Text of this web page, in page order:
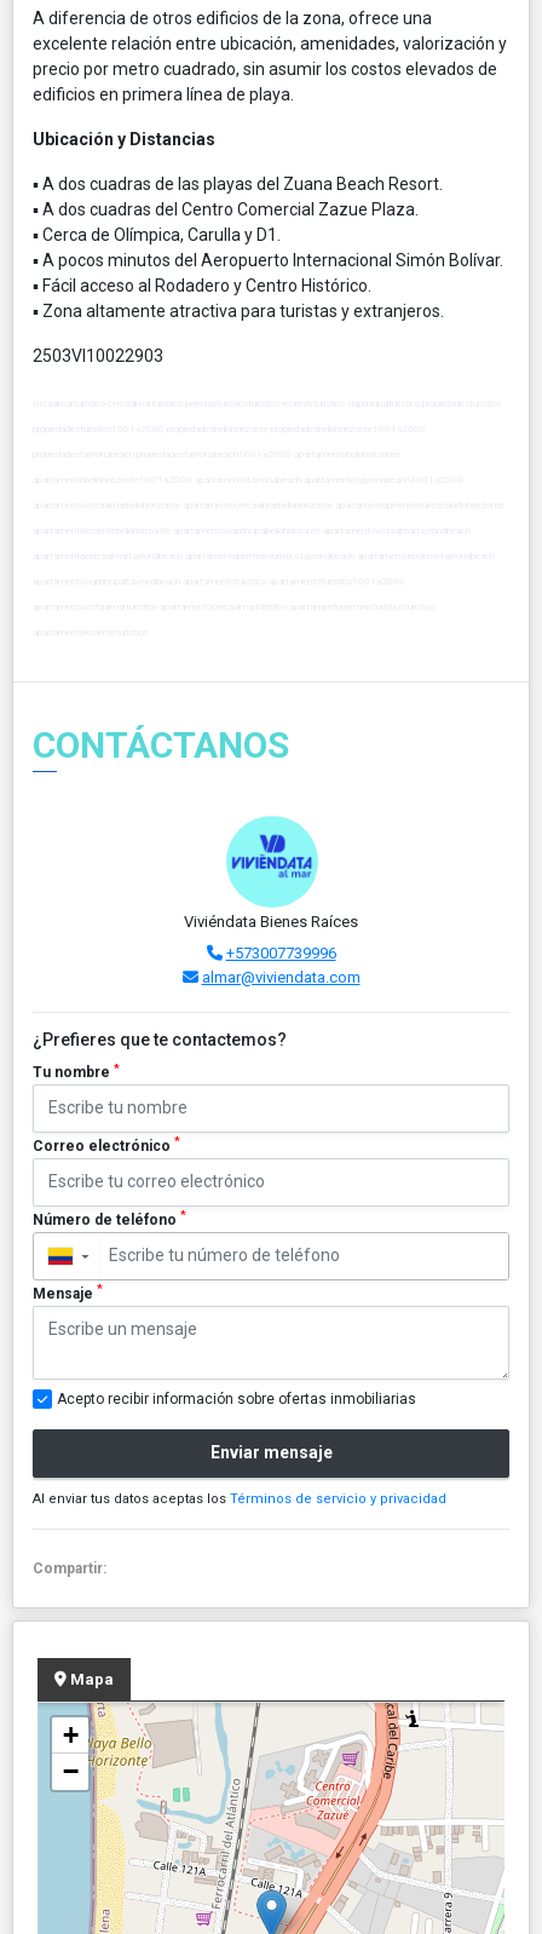
A diferencia de otros edificios de la zona, ofrece una
excelente relación entre ubicación, amenidades, valorización y
precio por metro cuadrado, sin asumir los costos elevados de
edificios en primera línea de playa.
Ubicación y Distancias
▪ A dos cuadras de las playas del Zuana Beach Resort.
▪ A dos cuadras del Centro Comercial Zazue Plaza.
▪ Cerca de Olímpica, Carulla y D1.
▪ A pocos minutos del Aeropuerto Internacional Simón Bolívar.
▪ Fácil acceso al Rodadero y Centro Histórico.
▪ Zona altamente atractiva para turistas y extranjeros.
2503VI10022903
CONTÁCTANOS
Viviéndata Bienes Raíces
+573007739996
almar@viviendata.com
¿Prefieres que te contactemos?
Tu nombre *
Correo electrónico *
Número de teléfono *
▼
Mensaje *
Acepto recibir información sobre ofertas inmobiliarias
Enviar mensaje
Al enviar tus datos aceptas los Términos de servicio y privacidad
Compartir:
Mapa
+
−